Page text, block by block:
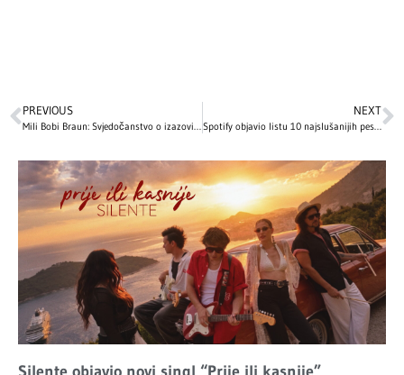
PREVIOUS
Mili Bobi Braun: Svjedočanstvo o izazovima djetinjstva u Holivudu
NEXT
Spotify objavio listu 10 najslušanijih pesama u istoriji – jedna je proglašena najboljom pesmom svih vremena!